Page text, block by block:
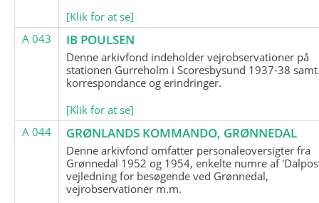
[Klik for at se]
A 043
IB POULSEN
Denne arkivfond indeholder vejrobservationer på
stationen Gurreholm i Scoresbysund 1937-38 samt
korrespondance og erindringer.
[Klik for at se]
A 044
GRØNLANDS KOMMANDO, GRØNNEDAL
Denne arkivfond omfatter personaleoversigter fra
Grønnedal 1952 og 1954, enkelte numre af
vejledning for besøgende ved Grønnedal,
vejrobservationer m.m.